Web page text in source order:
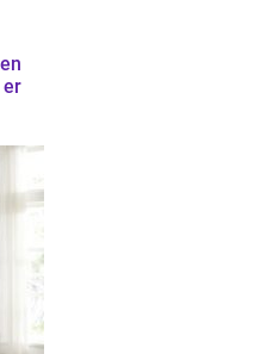
er